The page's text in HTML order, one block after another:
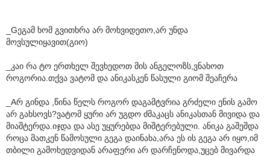
_Gეგამ ხომ გვითხრა არ მოხვიდეთო,არ უნდა
მოვსულიყავით(გიო)
_კაი რა ტო ერთხელ შევხედოთ მის ანგელოზს,ვნახოთ
როგორია.თქვა ვატომ და ანიკასკენ წასული გიომ შეაჩერა
_Aრ გინდა ,წინა წელს როგორ დაგამტვრია გრძელი ენის გამო
არ გახსოვს?ვატომ ყური არ უგდო ძმაკაცს ანიკასთან მივიდა და
მიაშტერდა.იჯდა და ასე უყურებდა მიშტერებული. ანიკა გაშეშდა
როცა მათკენ წამოსული გეგა დაინახა,არა ეს ის გეგა არ იყო,იმ
თბილი გამოხედვიდან არაფერი არ დარჩენოდა,უცებ მივარდა